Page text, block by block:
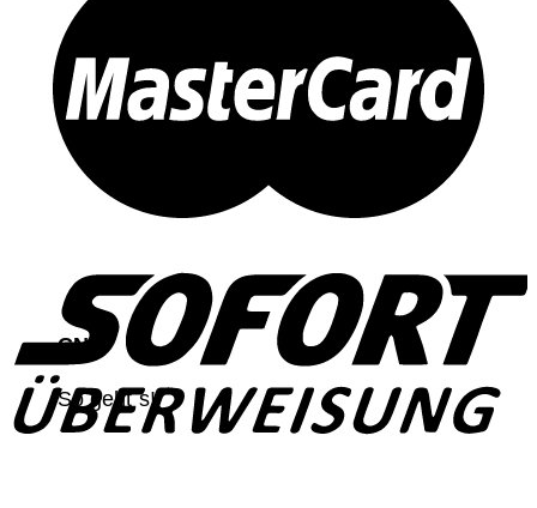
CNC
So geht`s!